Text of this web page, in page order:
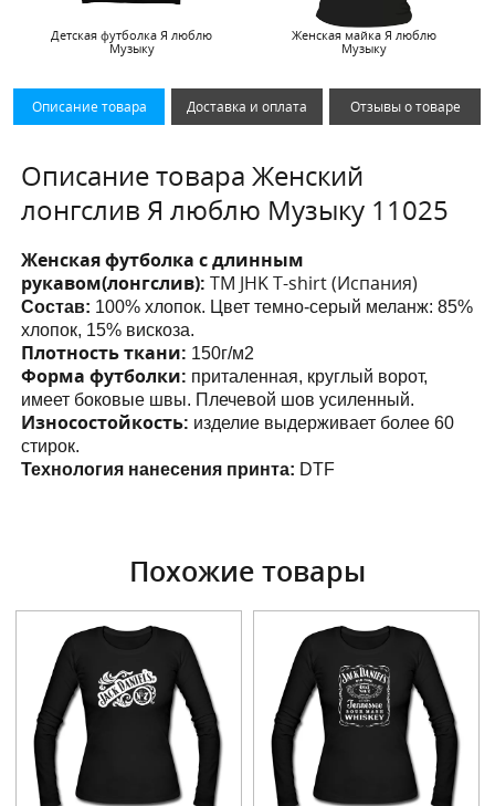
Детская футболка Я люблю
Музыку
Женская майка Я люблю
Музыку
Описание товара Доставка и оплата Отзывы о товаре
Описание товара Женский
лонгслив Я люблю Музыку 11025
Женская футболка с длинным
рукавом(лонгслив):ТМ JHK T-shirt (Испания)
Состав: 100% хлопок. Цвет темно-серый меланж: 85%
хлопок, 15% вискоза.
Плотность ткани: 150г/м2
Форма футболки: приталенная, круглый ворот,
имеет боковые швы. Плечевой шов усиленный.
Износостойкость: изделие выдерживает более 60
стирок.
Технология нанесения принта: DTF
Похожие товары